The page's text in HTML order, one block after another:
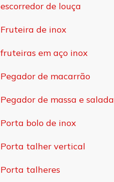
escorredor de louça
Fruteira de inox
fruteiras em aço inox
Pegador de macarrão
Pegador de massa e salada
Porta bolo de inox
Porta talher vertical
Porta talheres